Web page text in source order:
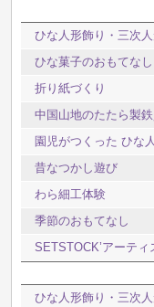
ひな人形飾り・三次
ひな菓子のおもてなし
折り紙づくり
中国山地のたたら製
園児がつくった ひな
昔なつかし遊び
わら細工体験
季節のおもてなし
SETSTOCK’アーティ
ひな人形飾り・三次